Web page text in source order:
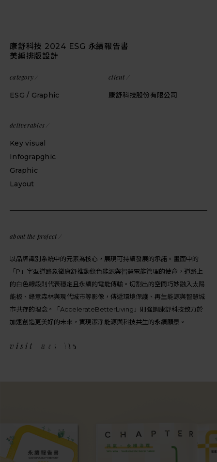
康舒科技 2024 ESG 永續報告書
美編排版設計
category /
ESG / Graphic
client /
康舒科技股份有限公司
deliverables /
Key visual
Infograpghic
Graphic
Layout
about the project /
以品牌識別系統中的元素為核心，展現可持續發展的承諾。畫面中的
「P」字型道路象徵康舒推動綠色能源與智慧電能管理的使命，道路上
的白色線段則代表穩定且永續的電能傳輸。切割出的空間巧妙融入太陽
能板、綠意森林與現代城市等影像，傳遞環境保護、再生能源與智慧城
市共存的理念。「AccelerateBetterLiving」則強調康舒科技致力於
加速創造更美好的未來，實現潔淨能源與科技共生的永續願景。
v i s i w e b i t e